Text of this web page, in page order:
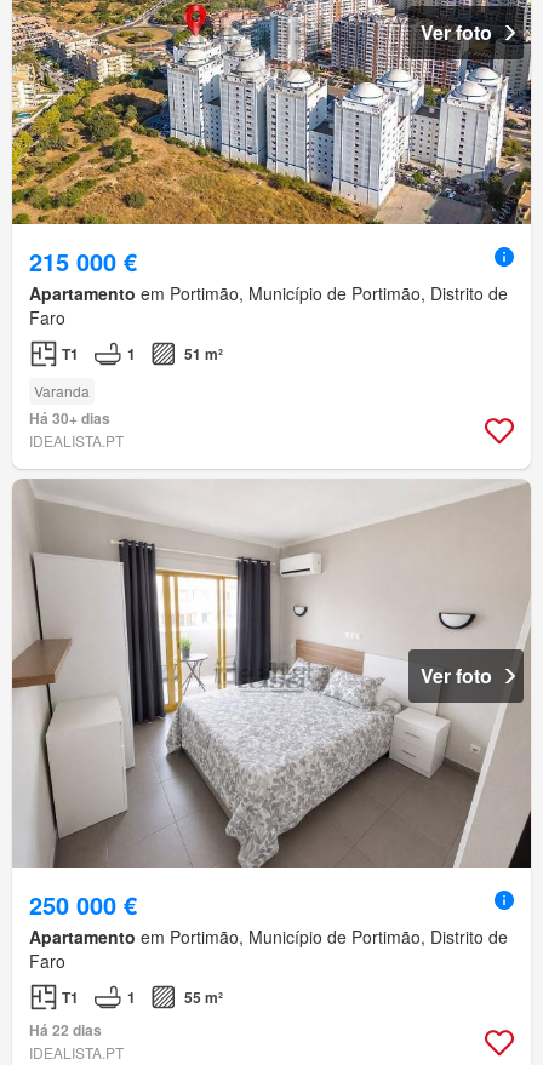
Ver foto
215 000 €
Apartamento em Portimão, Município de Portimão, Distrito de
Faro
T1 1 51 m²
Varanda
Há 30+ dias
IDEALISTA.PT
Ver foto
250 000 €
Apartamento em Portimão, Município de Portimão, Distrito de
Faro
T1 1
55 m²
Há 22 dias
IDEALISTA.PT